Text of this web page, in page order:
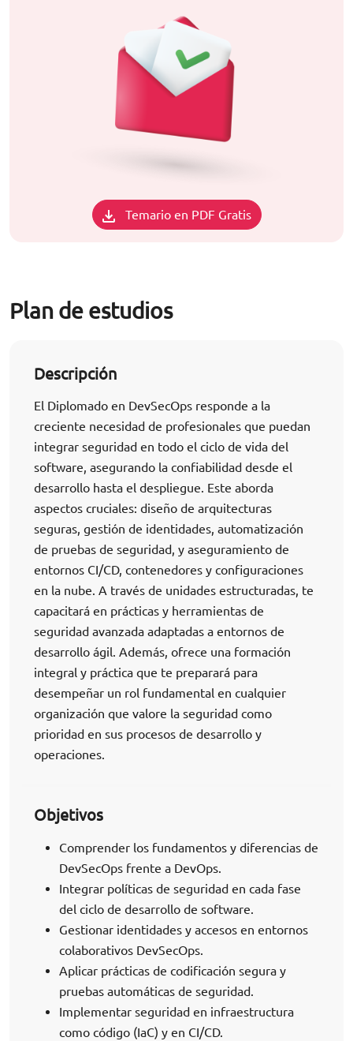
Temario en PDF Gratis
Plan de estudios
Descripción
El Diplomado en DevSecOps responde a la
creciente necesidad de profesionales que puedan
integrar seguridad en todo el ciclo de vida del
software, asegurando la confiabilidad desde el
desarrollo hasta el despliegue. Este aborda
aspectos cruciales: diseño de arquitecturas
seguras, gestión de identidades, automatización
de pruebas de seguridad, y aseguramiento de
entornos CI/CD, contenedores y configuraciones
en la nube. A través de unidades estructuradas, te
capacitará en prácticas y herramientas de
seguridad avanzada adaptadas a entornos de
desarrollo ágil. Además, ofrece una formación
integral y práctica que te preparará para
desempeñar un rol fundamental en cualquier
organización que valore la seguridad como
prioridad en sus procesos de desarrollo y
operaciones.
Objetivos
Comprender los fundamentos y diferencias de
DevSecOps frente a DevOps.
Integrar políticas de seguridad en cada fase
del ciclo de desarrollo de software.
Gestionar identidades y accesos en entornos
colaborativos DevSecOps.
Aplicar prácticas de codificación segura y
pruebas automáticas de seguridad.
Implementar seguridad en infraestructura
como código (IaC) y en CI/CD.